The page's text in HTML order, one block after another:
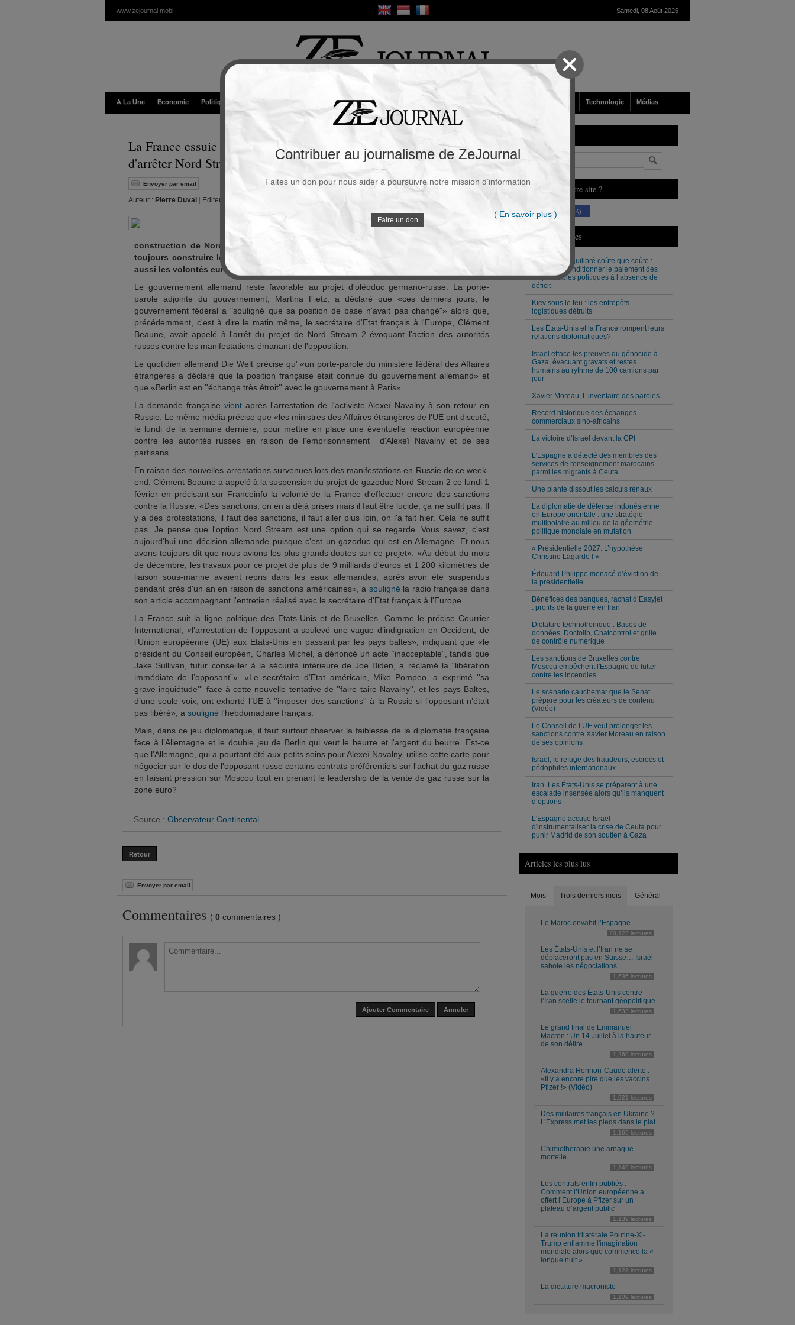
www.zejournal.mobi Samedi, 08 Août 2026
A La Une Economie Politique / Géopolitique Religion Sport France / Europe Société Technologie Médias
La France essuie un «nein» immédiat de Berlin sur sa demande
d'arrêter Nord Stream 2
Envoyer par email Souscrire à la newsletter
Auteur : Pierre Duval Editeur :
La France a essuyé un refus immédiat de Berlin
concernant sa demande de stopper la
construction de Nord Stream 2, à peine celle-ci effectuée. En effet, l'Allemagne veut
toujours construire le projet et balaie d'un revers de main la demande française mais
aussi les volontés européennes sur ce dossier.
Le gouvernement allemand reste favorable au projet d'oléoduc germano-russe. La porte-
parole adjointe du gouvernement, Martina Fietz, a déclaré que «ces derniers jours, le
gouvernement fédéral a "souligné que sa position de base n'avait pas changé"» alors que,
précédemment, c'est à dire le matin même, le secrétaire d'Etat français à l'Europe, Clément
Beaune, avait appelé à l'arrêt du projet de Nord Stream 2 évoquant l'action des autorités
russes contre les manifestations émanant de l'opposition.
Le quotidien allemand Die Welt précise qu' «un porte-parole du ministère fédéral des Affaires
étrangères a déclaré que la position française était connue du gouvernement allemand» et
que «Berlin est en ''échange très étroit'' avec le gouvernement à Paris».
La demande françaisevient après l'arrestation de l'activiste Alexeï Navalny à son retour en
Russie. Le même média précise que «les ministres des Affaires étrangères de l'UE ont discuté,
le lundi de la semaine dernière, pour mettre en place une éventuelle réaction européenne
contre les autorités russes en raison de l'emprisonnement d'Alexeï Navalny et de ses
partisans.
En raison des nouvelles arrestations survenues lors des manifestations en Russie de ce week-
end, Clément Beaune a appelé à la suspension du projet de gazoduc Nord Stream 2 ce lundi 1
février en précisant sur Franceinfo la volonté de la France d'effectuer encore des sanctions
contre la Russie: «Des sanctions, on en a déjà prises mais il faut être lucide, ça ne suffit pas. Il
y a des protestations, il faut des sanctions, il faut aller plus loin, on l'a fait hier. Cela ne suffit
pas. Je pense que l'option Nord Stream est une option qui se regarde. Vous savez, c'est
aujourd'hui une décision allemande puisque c'est un gazoduc qui est en Allemagne. Et nous
avons toujours dit que nous avions les plus grands doutes sur ce projet». «Au début du mois
de décembre, les travaux pour ce projet de plus de 9 milliards d'euros et 1 200 kilomètres de
liaison sous-marine avaient repris dans les eaux allemandes, après avoir été suspendus
pendant près d'un an en raison de sanctions américaines», a souligné la radio française dans
son article accompagnant l'entretien réalisé avec le secrétaire d'Etat français à l'Europe.
La France suit la ligne politique des Etats-Unis et de Bruxelles. Comme le précise Courrier
International, «l’arrestation de l’opposant a soulevé une vague d’indignation en Occident, de
l’Union européenne (UE) aux Etats-Unis en passant par les pays baltes», indiquant que «le
président du Conseil européen, Charles Michel, a dénoncé un acte “inacceptable”, tandis que
Jake Sullivan, futur conseiller à la sécurité intérieure de Joe Biden, a réclamé la “libération
immédiate de l’opposant”». «Le secrétaire d’Etat américain, Mike Pompeo, a exprimé ''sa
grave inquiétude''' face à cette nouvelle tentative de ''faire taire Navalny'', et les pays Baltes,
d’une seule voix, ont exhorté l’UE à ''imposer des sanctions'' à la Russie si l’opposant n’était
pas libéré», a souligné l'hebdomadaire français.
Mais, dans ce jeu diplomatique, il faut surtout observer la faiblesse de la diplomatie française
face à l’Allemagne et le double jeu de Berlin qui veut le beurre et l'argent du beurre. Est-ce
que l'Allemagne, qui a pourtant été aux petits soins pour Alexeï Navalny, utilise cette carte pour
négocier sur le dos de l'opposant russe certains contrats préférentiels sur l'achat du gaz russe
en faisant pression sur Moscou tout en prenant le leadership de la vente de gaz russe sur la
zone euro?
- Source : Observateur Continental
Retour
Envoyer par email
Commentaires ( 0 commentaires )
Ajouter Commentaire Annuler
Vous aimez notre site ?
(230 K)
Derniers Articles
Un budget équilibré coûte que coûte :
Milei veut conditionner le paiement des
responsables politiques à l’absence de
déficit
Kiev sous le feu : les entrepôts
logistiques détruits
Les États-Unis et la France rompent leurs
relations diplomatiques?
Israël efface les preuves du génocide à
Gaza, évacuant gravats et restes
humains au rythme de 100 camions par
jour
Xavier Moreau. L’inventaire des paroles
Record historique des échanges
commerciaux sino-africains
La victoire d’Israël devant la CPI
L’Espagne a détecté des membres des
services de renseignement marocains
parmi les migrants à Ceuta
Une plante dissout les calculs rénaux
La diplomatie de défense indonésienne
en Europe orientale : une stratégie
multipolaire au milieu de la géométrie
politique mondiale en mutation
« Présidentielle 2027. L’hypothèse
Christine Lagarde ! »
Édouard Philippe menacé d’éviction de
la présidentielle
Bénéfices des banques, rachat d’Easyjet
: profits de la guerre en Iran
Dictature technotronique : Bases de
données, Doctolib, Chatcontrol et grille
de contrôle numérique
Les sanctions de Bruxelles contre
Moscou empêchent l'Espagne de lutter
contre les incendies
Le scénario cauchemar que le Sénat
prépare pour les créateurs de contenu
(Vidéo)
Le Conseil de l’UE veut prolonger les
sanctions contre Xavier Moreau en raison
de ses opinions
Israël, le refuge des fraudeurs, escrocs et
pédophiles internationaux
Iran. Les États-Unis se préparent à une
escalade insensée alors qu’ils manquent
d’options
L'Espagne accuse Israël
d'instrumentaliser la crise de Ceuta pour
punir Madrid de son soutien à Gaza
Articles les plus lus
Mois Trois derniers mois Général
Le Maroc envahit l’Espagne
20,123 lectures
Les États-Unis et l’Iran ne se
déplaceront pas en Suisse… Israël
sabote les négociations
1,636 lectures
La guerre des États-Unis contre
l’Iran scelle le tournant géopolitique
1,633 lectures
Le grand final de Emmanuel
Macron : Un 14 Juillet à la hauteur
de son délire
1,260 lectures
Alexandra Henrion-Caude alerte :
«Il y a encore pire que les vaccins
Pfizer !» (Vidéo)
1,221 lectures
Des militaires français en Ukraine ?
L’Express met les pieds dans le plat
1,165 lectures
Chimiotherapie une arnaque
mortelle
1,149 lectures
Les contrats enfin publiés :
Comment l’Union européenne a
offert l’Europe à Pfizer sur un
plateau d’argent public
1,139 lectures
La réunion trilatérale Poutine-Xi-
Trump enflamme l'imagination
mondiale alors que commence la «
longue nuit »
1,123 lectures
La dictature macroniste
1,109 lectures
Contribuer au journalisme de ZeJournal
Faites un don pour nous aider à poursuivre notre mission d’information
Faire un don
( En savoir plus )